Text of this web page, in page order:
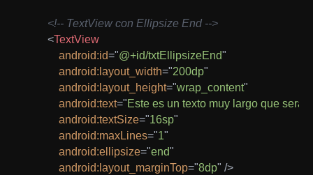
<!-- TextView con Ellipsize End -->
<TextView
android:id="@+id/txtEllipsizeEnd"
android: layout_width="200dp"
android: layout_height="wrap_content"
android:text="Este es un texto muy largo que será
android:textSize="16sp"
android:maxLines="1"
android:ellipsize="end"
android: layout_marginTop="8dp" />